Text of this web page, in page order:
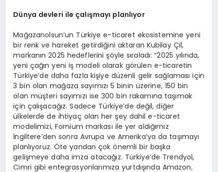
Dünya devleri ile çalışmayı planlıyor
Mağazanolsun’un Türkiye e-ticaret ekosistemine yeni
bir renk ve hareket getirdiğini aktaran Kubilay Çil,
markanın 2025 hedeflerini şöyle sıraladı: “2025 yılında,
yeni çağın yeni iş modeli olarak görülen e-ticaretin
Türkiye’de daha fazla kişiye düzenli gelir sağlaması için
3 bin olan mağaza sayımızı 5 binin üzerine, 150 bin
olan müşteri sayımızı ise 300 bin rakamına taşımak
için çalışacağız. Sadece Türkiye’de değil, diğer
ülkelerde de ihtiyaç olan her şey dahil e-ticaret
modelimizi, Fornium markası ile yer aldığımız
İngiltere’den sonra Avrupa ve Amerika’ya da taşımayı
planlıyoruz. Öte yandan çok önemli bir başka
gelişmeye daha imza atacağız. Türkiye’de Trendyol,
Cimri gibi entegrasyonlarımıza yurtdışında Amazon,